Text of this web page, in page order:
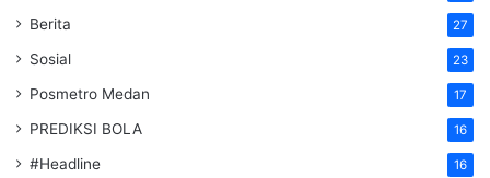
Berita 27
Sosial 23
Posmetro Medan 17
PREDIKSI BOLA 16
#Headline 16